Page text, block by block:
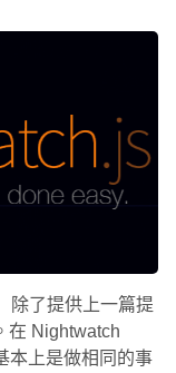
除了提供上一篇提
在 Nightwatch
本上是做相同的事